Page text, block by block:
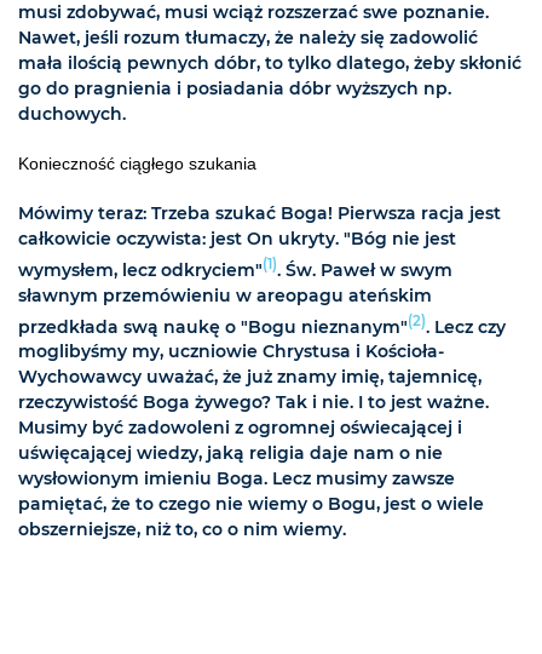
musi zdobywać, musi wciąż rozszerzać swe poznanie.
Nawet, jeśli rozum tłumaczy, że należy się zadowolić
mała ilością pewnych dóbr, to tylko dlatego, żeby skłonić
go do pragnienia i posiadania dóbr wyższych np.
duchowych.
Konieczność ciągłego szukania
Mówimy teraz: Trzeba szukać Boga! Pierwsza racja jest
całkowicie oczywista: jest On ukryty. "Bóg nie jest
wymysłem, lecz odkryciem"(1). Św. Paweł w swym
sławnym przemówieniu w areopagu ateńskim
przedkłada swą naukę o "Bogu nieznanym"(2). Lecz czy
moglibyśmy my, uczniowie Chrystusa i Kościoła-
Wychowawcy uważać, że już znamy imię, tajemnicę,
rzeczywistość Boga żywego? Tak i nie. I to jest ważne.
Musimy być zadowoleni z ogromnej oświecającej i
uświęcającej wiedzy, jaką religia daje nam o nie
wysłowionym imieniu Boga. Lecz musimy zawsze
pamiętać, że to czego nie wiemy o Bogu, jest o wiele
obszerniejsze, niż to, co o nim wiemy.